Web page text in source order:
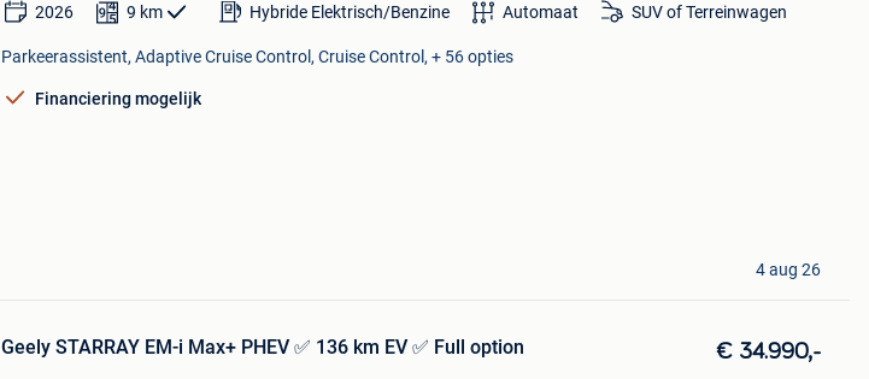
2026 9 km Hybride Elektrisch/Benzine Automaat SUV of Terreinwagen
Parkeerassistent, Adaptive Cruise Control, Cruise Control, + 56 opties
Financiering mogelijk
4 aug 26
Geely STARRAY EM-i Max+ PHEV ✅ 136 km EV ✅ Full option € 34.990,-